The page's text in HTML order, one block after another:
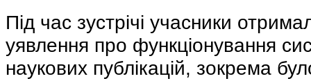
Під час зустрічі учасники
уявлення про функціонування
наукових публікацій, зокрема